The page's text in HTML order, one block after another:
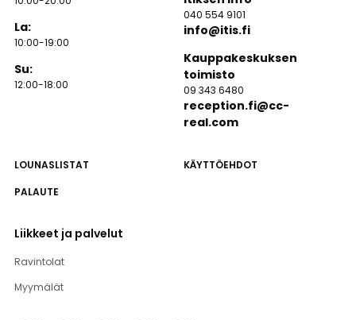
LOUNASLISTAT
KÄYTTÖEHDOT
PALAUTE
Liikkeet ja palvelut
Ravintolat
Myymälät
La:
10:00-19:00
Su:
12:00-18:00
040 554 9101
info@itis.fi
Kauppakeskuksen
toimisto
09 343 6480
reception.fi@cc-
real.com